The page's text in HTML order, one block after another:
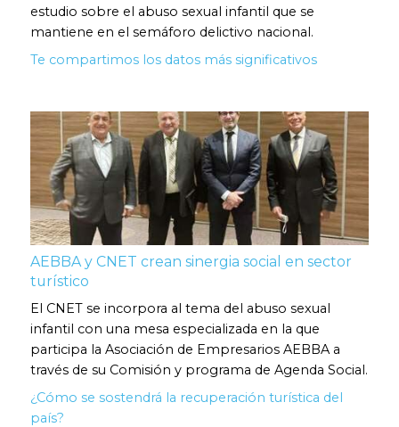
estudio sobre el abuso sexual infantil que se
mantiene en el semáforo delictivo nacional.
Te compartimos los datos más significativos
AEBBA y CNET crean sinergia social en sector
turístico
El CNET se incorpora al tema del abuso sexual
infantil con una mesa especializada en la que
participa la Asociación de Empresarios AEBBA a
través de su Comisión y programa de Agenda Social.
¿Cómo se sostendrá la recuperación turística del
país?